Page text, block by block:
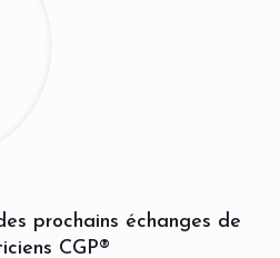
prochains échanges de
CGP®